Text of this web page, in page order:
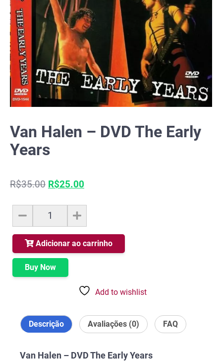
Van Halen – DVD The Early
Years
R$35.00 O
original
era:
R$35.00.
R$25.00
atual
R$25.00.
-
DVD
The
Early
Years
Adicionar ao carrinho
Buy Now
Add to wishlist
Descrição Avaliações (0) FAQ
Van Halen – DVD The Early Years